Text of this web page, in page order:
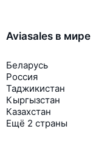
Aviasales в мире
Беларусь
Россия
Таджикистан
Кыргызстан
Казахстан
Ещё 2 страны